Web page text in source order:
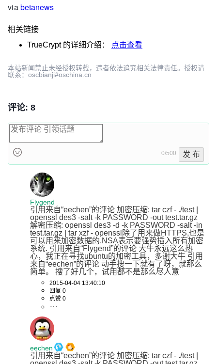
viabetanews
相关链接
TrueCrypt的详细介绍： 点击查看
本站新闻禁止未经授权转载，违者依法追究相关法律责任。授权请
联系：oscbianji#oschina.cn
评论: 8
0/500 发 布
Flygend
引用来自“eechen”的评论 加密压缩: tar czf - ./test |
openssl des3 -salt -k PASSWORD -out test.tar.gz
解密压缩: openssl des3 -d -k PASSWORD -salt -in
test.tar.gz | tar xzf - openssl除了用来做HTTPS,也是
可以用来加密数据的,NSA表示要强势插入所有加密
系统. 引用来自“Flygend”的评论 大牛永远这么热
心，我正在寻找ubuntu的加密工具，多谢大牛 引用
来自“eechen”的评论 动手搜一下就有了呀，就那么
简单。 搜了好几个，试用都不是那么尽人意
2015-04-04 13:40:10
回复 0
点赞 0
eechen
引用来自“eechen”的评论 加密压缩: tar czf - ./test |